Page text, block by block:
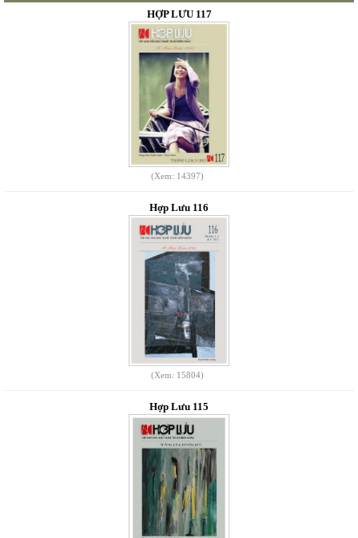
HỢP LƯU 117
(Xem: 14397)
Hợp Lưu 116
(Xem: 15804)
Hợp Lưu 115